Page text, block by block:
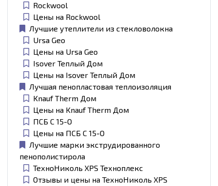
Rockwool
Цены на Rockwool
Лучшие утеплители из стекловолокна
Ursa Geo
Цены на Ursa Geo
Isover Теплый Дом
Цены на Isover Теплый Дом
Лучшая пенопластовая теплоизоляция
Knauf Therm Дом
Цены на Knauf Therm Дом
ПСБ С 15-О
Цены на ПСБ С 15-О
Лучшие марки экструдированного
пенополистирола
ТехноНиколь ХРS Техноплекс
Отзывы и цены на ТехноНиколь ХРS